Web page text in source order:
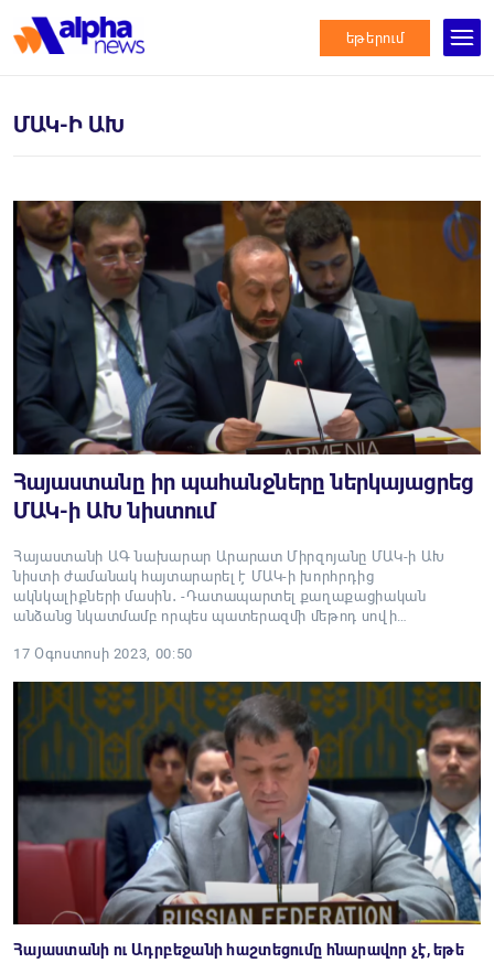
եթերում
ՄԱԿ-Ի ԱԽ
Հայաստանը իր պահանջները ներկայացրեց
ՄԱԿ-ի ԱԽ նիստում
Հայաստանի ԱԳ նախարար Արարատ Միրզոյանը ՄԱԿ-ի ԱԽ
նիստի ժամանակ հայտարարել է ՄԱԿ-ի խորհրդից
ակնկալիքների մասին․ -Դատապարտել քաղաքացիական
անձանց նկատմամբ որպես պատերազմի մեթոդ սովի…
17 Օգոստոսի 2023, 00:50
Հայաստանի ու Ադրբեջանի հաշտեցումը հնարավոր չէ, եթե